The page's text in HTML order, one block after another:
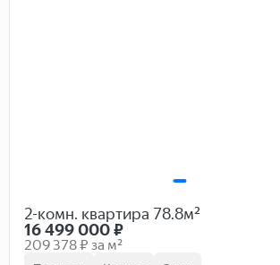
2-комн. квартира 78.8м²
16 499 000₽
209 378 ₽ за м²